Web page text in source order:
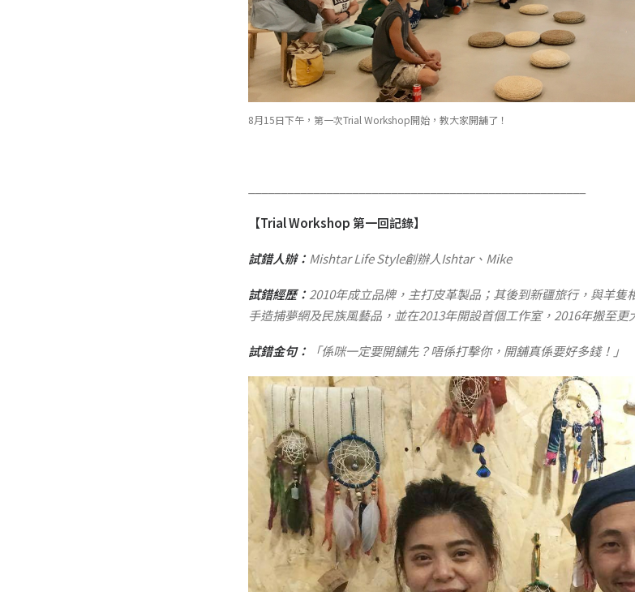
8月15日下午，第一次Trial Workshop開始，教大家開舖了！
【Trial Workshop 第一回記錄】
試錯人辦： Mishtar Life Style創辦人Ishtar、Mike
試錯經歷：2010年成立品牌，主打皮革製品；其後到新疆旅行，與羊
手造捕夢網及民族風藝品，並在2013年開設首個工作室，2016年搬至更
試錯金句： 「係咪一定要開舖先？唔係打擊你，開舖真係要好多錢！」